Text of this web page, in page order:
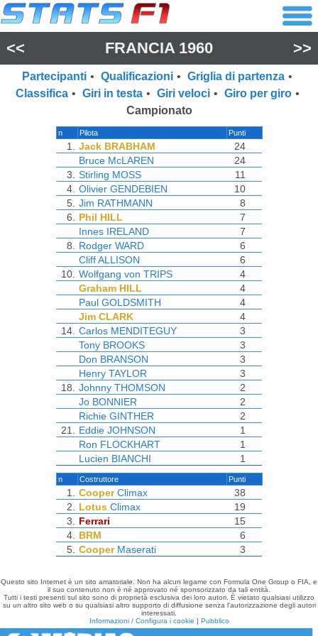
<< FRANCIA 1960 >>
Partecipanti • Qualificazioni • Griglia di partenza •
Classifica • Giri in testa • Giri veloci • Giro per giro •
Campionato
n Pilota Punti
1. Jack BRABHAM
24
Bruce McLAREN
24
3.
Stirling MOSS
11
4. Olivier GENDEBIEN
10
5. Jim RATHMANN
8
6.
Phil HILL
7
Innes IRELAND
7
8.
Rodger WARD
6
Cliff ALLISON
6
10. Wolfgang von TRIPS
4
Graham HILL
4
Paul GOLDSMITH
4
Jim CLARK
4
14. Carlos MENDITEGUY
3
Tony BROOKS
3
Don BRANSON
3
Henry TAYLOR
3
18.
Johnny THOMSON
2
Jo BONNIER
2
Richie GINTHER
2
21.
Eddie JOHNSON
1
Ron FLOCKHART
1
Lucien BIANCHI
1
n Costruttore Punti
1. Cooper Climax
38
2.
Lotus Climax
19
3.
Ferrari
15
4.
BRM
6
5. Cooper Maserati 3
Questo sito Internet è un sito amatoriale. Non ha alcun legame con Formula One Group o FIA, e
il suo contenuto non è né approvato né sponsorizzato da tali entità.
Tutti i testi presenti sul sito sono di proprietà esclusiva dei loro autori. È vietato qualsiasi utilizzo
su un altro sito web o su qualsiasi altro supporto di diffusione senza l'autorizzazione degli autori
interessati.
Informazioni / Configura i cookie | Pubblico